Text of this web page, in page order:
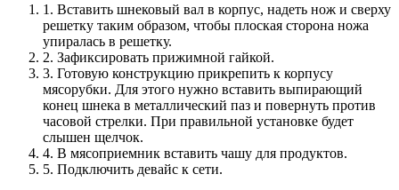
1. Вставить шнековый вал в корпус, надеть нож и сверху
решетку таким образом, чтобы плоская сторона ножа
упиралась в решетку.
2. Зафиксировать прижимной гайкой.
3. Готовую конструкцию прикрепить к корпусу
мясорубки. Для этого нужно вставить выпирающий
конец шнека в металлический паз и повернуть против
часовой стрелки. При правильной установке будет
слышен щелчок.
4. В мясоприемник вставить чашу для продуктов.
5. Подключить девайс к сети.